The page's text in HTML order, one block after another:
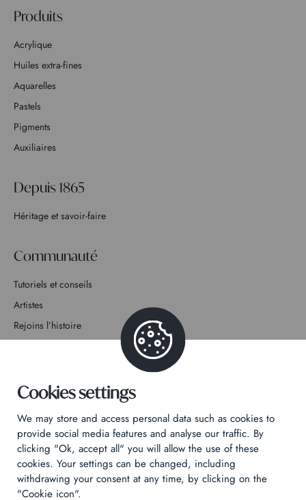
Produits
Acrylique
Huiles extra-fines
Aquarelles
Pastels
Pigments
Auxiliaires
Depuis 1865
Héritage et savoir-faire
Communauté
Tutoriels et conseils
Artistes
Rejoins l’histoire
Politique de confidentialité
Mentions légales
Technical & Legal informations
Cookies settings
We may store and access personal data such as cookies to
provide social media features and analyse our traffic. By
clicking "Ok, accept all" you will allow the use of these
cookies. Your settings can be changed, including
withdrawing your consent at any time, by clicking on the
"Cookie icon".